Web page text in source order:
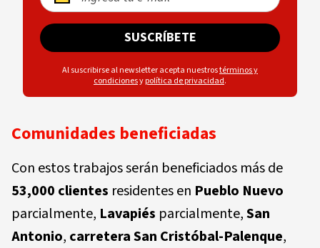
SUSCRÍBETE
Al suscribirse al newsletter acepta nuestrostérminos y
condicionesypolítica de privacidad.
Comunidades beneficiadas
Con estos trabajos serán beneficiados más de
53,000 clientes residentes en Pueblo Nuevo
parcialmente, Lavapiés parcialmente,San
Antonio, carretera San Cristóbal-Palenque,